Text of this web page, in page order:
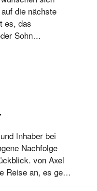
die nächste
es, das
Sohn
auf die zen­tra­le
un­se­rer Fir­ma?“
Inhaber bei
Nachfolge
von Axel